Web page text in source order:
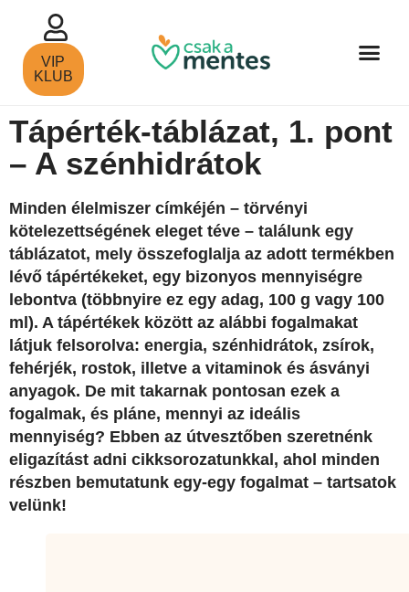
VIP
KLUB
Tápérték-táblázat, 1. pont
– A szénhidrátok
Minden élelmiszer címkéjén – törvényi
kötelezettségének eleget téve – találunk egy
táblázatot, mely összefoglalja az adott termékben
lévő tápértékeket, egy bizonyos mennyiségre
lebontva (többnyire ez egy adag, 100 g vagy 100
ml). A tápértékek között az alábbi fogalmakat
látjuk felsorolva: energia, szénhidrátok, zsírok,
fehérjék, rostok, illetve a vitaminok és ásványi
anyagok. De mit takarnak pontosan ezek a
fogalmak, és pláne, mennyi az ideális
mennyiség? Ebben az útvesztőben szeretnénk
eligazítást adni cikksorozatunkkal, ahol minden
részben bemutatunk egy-egy fogalmat – tartsatok
velünk!